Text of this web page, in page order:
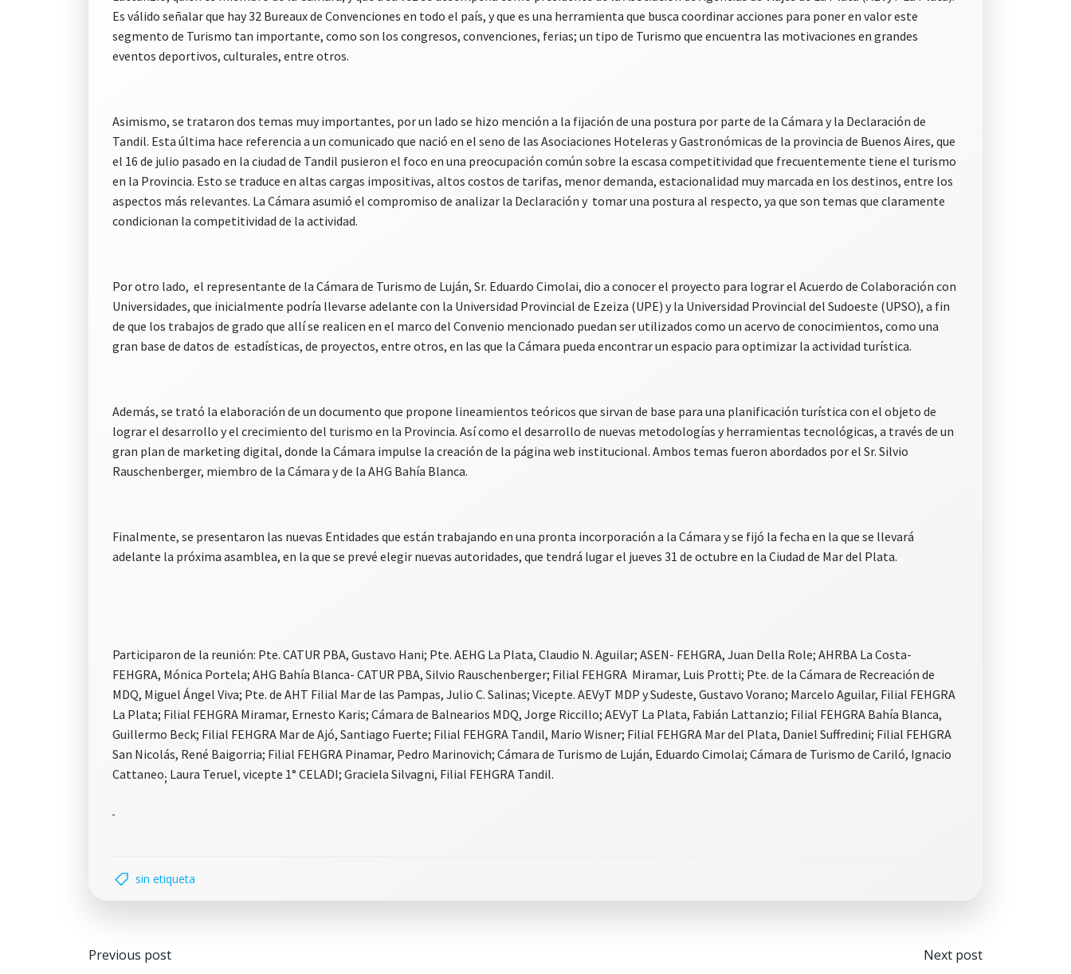
Es válido señalar que hay 32 Bureaux de Convenciones en todo el país, y que es una herramienta que busca coordinar acciones para poner en valor este
segmento de Turismo tan importante, como son los congresos, convenciones, ferias; un tipo de Turismo que encuentra las motivaciones en grandes
eventos deportivos, culturales, entre otros.
Asimismo, se trataron dos temas muy importantes, por un lado se hizo mención a la fijación de una postura por parte de la Cámara y la Declaración de
Tandil. Esta última hace referencia a un comunicado que nació en el seno de las Asociaciones Hoteleras y Gastronómicas de la provincia de Buenos Aires, que
el 16 de julio pasado en la ciudad de Tandil pusieron el foco en una preocupación común sobre la escasa competitividad que frecuentemente tiene el turismo
en la Provincia. Esto se traduce en altas cargas impositivas, altos costos de tarifas, menor demanda, estacionalidad muy marcada en los destinos, entre los
aspectos más relevantes. La Cámara asumió el compromiso de analizar la Declaración y tomar una postura al respecto, ya que son temas que claramente
condicionan la competitividad de la actividad.
Por otro lado, el representante de la Cámara de Turismo de Luján, Sr. Eduardo Cimolai, dio a conocer el proyecto para lograr el Acuerdo de Colaboración con
Universidades, que inicialmente podría llevarse adelante con la Universidad Provincial de Ezeiza (UPE) y la Universidad Provincial del Sudoeste (UPSO), a fin
de que los trabajos de grado que allí se realicen en el marco del Convenio mencionado puedan ser utilizados como un acervo de conocimientos, como una
gran base de datos de estadísticas, de proyectos, entre otros, en las que la Cámara pueda encontrar un espacio para optimizar la actividad turística.
Además, se trató la elaboración de un documento que propone lineamientos teóricos que sirvan de base para una planificación turística con el objeto de
lograr el desarrollo y el crecimiento del turismo en la Provincia. Así como el desarrollo de nuevas metodologías y herramientas tecnológicas, a través de un
gran plan de marketing digital, donde la Cámara impulse la creación de la página web institucional. Ambos temas fueron abordados por el Sr. Silvio
Rauschenberger, miembro de la Cámara y de la AHG Bahía Blanca.
Finalmente, se presentaron las nuevas Entidades que están trabajando en una pronta incorporación a la Cámara y se fijó la fecha en la que se llevará
adelante la próxima asamblea, en la que se prevé elegir nuevas autoridades, que tendrá lugar el jueves 31 de octubre en la Ciudad de Mar del Plata.
Participaron de la reunión: Pte. CATUR PBA, Gustavo Hani; Pte. AEHG La Plata, Claudio N. Aguilar; ASEN- FEHGRA, Juan Della Role; AHRBA La Costa-
FEHGRA, Mónica Portela; AHG Bahía Blanca- CATUR PBA, Silvio Rauschenberger; Filial FEHGRA Miramar, Luis Protti; Pte. de la Cámara de Recreación de
MDQ, Miguel Ángel Viva; Pte. de AHT Filial Mar de las Pampas, Julio C. Salinas; Vicepte. AEVyT MDP y Sudeste, Gustavo Vorano; Marcelo Aguilar, Filial FEHGRA
La Plata; Filial FEHGRA Miramar, Ernesto Karis; Cámara de Balnearios MDQ, Jorge Riccillo; AEVyT La Plata, Fabián Lattanzio; Filial FEHGRA Bahía Blanca,
Guillermo Beck; Filial FEHGRA Mar de Ajó, Santiago Fuerte; Filial FEHGRA Tandil, Mario Wisner; Filial FEHGRA Mar del Plata, Daniel Suffredini; Filial FEHGRA
San Nicolás, René Baigorria; Filial FEHGRA Pinamar, Pedro Marinovich; Cámara de Turismo de Luján, Eduardo Cimolai; Cámara de Turismo de Cariló, Ignacio
Cattaneo; Laura Teruel, vicepte 1° CELADI; Graciela Silvagni, Filial FEHGRA Tandil.
sin etiqueta
Navegación
Previous post Next post